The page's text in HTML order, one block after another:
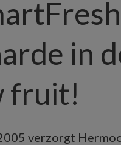
in
fruit!
verzorgt